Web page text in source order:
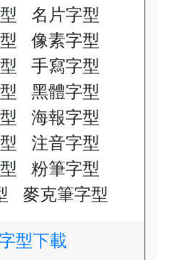
名片字型
像素字型
手寫字型
黑體字型
海報字型
注音字型
粉筆字型
麥克筆字型
型下載